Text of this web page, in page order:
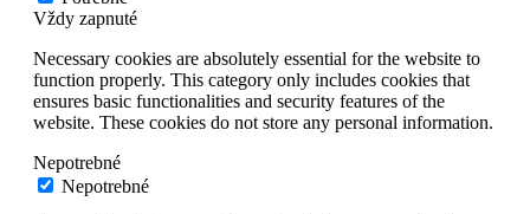
Vždy zapnuté
Necessary cookies are absolutely essential for the website to
function properly. This category only includes cookies that
ensures basic functionalities and security features of the
website. These cookies do not store any personal information.
Nepotrebné
Nepotrebné